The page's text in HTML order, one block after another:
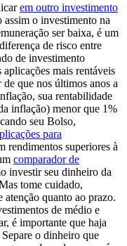
em outro investimento
assim o investimento na
ser baixa, é um
de risco entre
de investimento
mais rentáveis
que nos últimos anos a
sua rentabilidade
inflação) menor que 1%
seu Bolso,
para
rendimentos superiores à
comparador de
investir seu dinheiro da
tome cuidado,
atenção quanto ao prazo.
de médio e
é importante que haja
o dinheiro que